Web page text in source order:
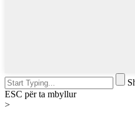
ESC për ta mbyllur
>